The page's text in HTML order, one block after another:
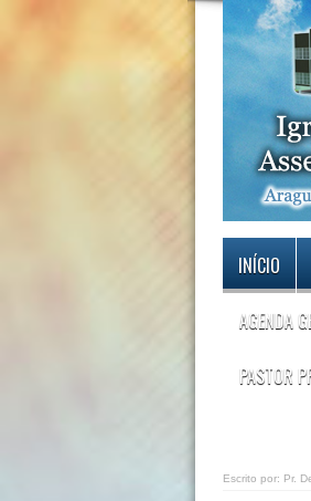
INÍCIO
AGENDA
PASTOR
Escrito por: Pr.